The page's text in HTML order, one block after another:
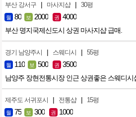
부산 강서구 | 마사지샵 | 30평
월 80 보 2000 권 4000
부산 명지국제신도시 상권 마사지샵 급매.
경기 남양주시 | 스웨디시 | 55평
월 110 보 500 권 3500
남양주 장현전통시장 인근 상권좋은 스웨디시
제주도 서귀포시 | 전통샵 | 15평
월 75 보 300 권 1000